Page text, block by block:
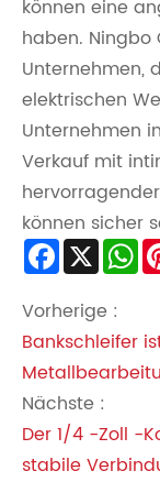
können eine
haben. Ningbo
Unternehmen,
elektrischen
Unternehmen
Verkauf mit
können sicher
Facebook
X
Vorherige :
Bankschleifer
Nächste :
Der 1/4 -Zoll -
stabile